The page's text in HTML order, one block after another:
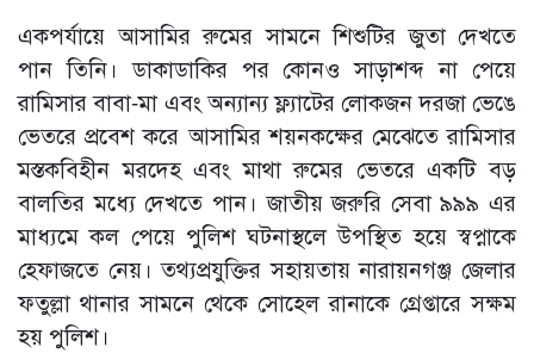
একপর্যায়ে আসামির রুমের সামনে শিশুটির জুতা দেখতে
পান তিনি। ডাকাডাকির পর কোনও সাড়াশব্দ না পেয়ে
রামিসার বাবা-মা এবং অন্যান্য ফ্ল্যাটের লোকজন দরজা ভেঙে
ভেতরে প্রবেশ করে আসামির শয়নকক্ষের মেঝেতে রামিসার
মস্তকবিহীন মরদেহ এবং মাথা রুমের ভেতরে একটি বড়
বালতির মধ্যে দেখতে পান। জাতীয় জরুরি সেবা ৯৯৯ এর
মাধ্যমে কল পেয়ে পুলিশ ঘটনাস্থলে উপস্থিত হয়ে স্বপ্নাকে
হেফাজতে নেয়। তথ্যপ্রযুক্তির সহায়তায় নারায়নগঞ্জ জেলার
ফতুল্লা থানার সামনে থেকে সোহেল রানাকে গ্রেপ্তারে সক্ষম
হয় পুলিশ।